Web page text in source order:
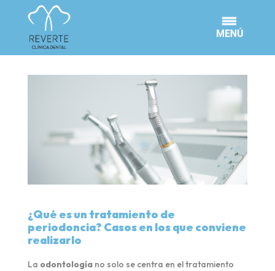
¿Qué es un tratamiento de
periodoncia? Casos en los que conviene
realizarlo
La odontologíano solo se centra en el tratamiento